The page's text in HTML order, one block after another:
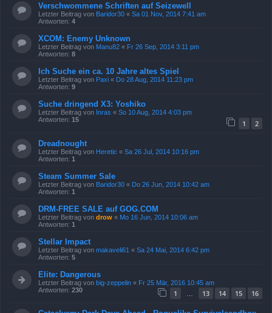
Verschwommene Schriften auf Seizewell
Letzter Beitrag von Baridor30 « Sa 01 Nov, 2014 7:41 am
Antworten: 4
XCOM: Enemy Unknown
Letzter Beitrag von Manu82 « Fr 26 Sep, 2014 3:11 pm
Antworten: 8
Ich Suche ein ca. 10 Jahre altes Spiel
Letzter Beitrag von Paxi « Do 28 Aug, 2014 11:23 pm
Antworten: 9
Suche dringend X3: Yoshiko
Letzter Beitrag von Inras « So 10 Aug, 2014 4:03 pm
Antworten: 15 1 2
Dreadnought
Letzter Beitrag von Heretic « Sa 26 Jul, 2014 10:16 pm
Antworten: 1
Steam Summer Sale
Letzter Beitrag von Baridor30 « Do 26 Jun, 2014 10:42 am
Antworten: 1
DRM-FREE SALE auf GOG.COM
Letzter Beitrag von drow « Mo 16 Jun, 2014 10:06 am
Antworten: 1
Stellar Impact
Letzter Beitrag von makaveli61 « Sa 24 Mai, 2014 6:42 pm
Antworten: 5
Elite: Dangerous
Letzter Beitrag von big-zeppelin « Fr 25 Mär, 2016 10:45 am
Antworten: 230 1 13 14 15 16